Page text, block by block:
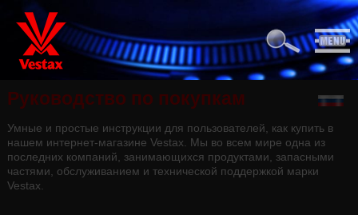
Pуководство по покупкам
Умные и простые инструкции для пользователей, как купить в
нашем интернет-магазине Vestax. Мы во всем мире одна из
последних компаний, занимающихся продуктами, запасными
частями, обслуживанием и технической поддержкой марки
Vestax.